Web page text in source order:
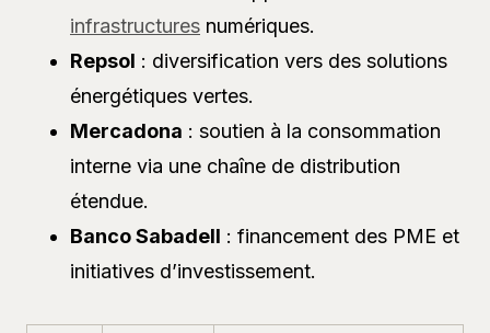
infrastructures numériques.
Repsol : diversification vers des solutions
énergétiques vertes.
Mercadona : soutien à la consommation
interne via une chaîne de distribution
étendue.
Banco Sabadell : financement des PME et
initiatives d’investissement.